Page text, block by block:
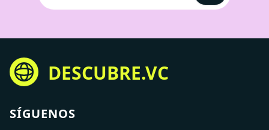
DESCUBRE.VC
SÍGUENOS